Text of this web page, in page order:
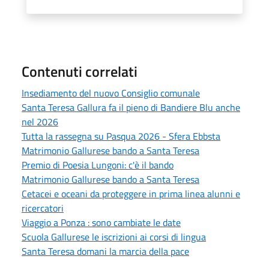
Contenuti correlati
Insediamento del nuovo Consiglio comunale
Santa Teresa Gallura fa il pieno di Bandiere Blu anche
nel 2026
Tutta la rassegna su Pasqua 2026 - Sfera Ebbsta
Matrimonio Gallurese bando a Santa Teresa
Premio di Poesia Lungoni: c'è il bando
Matrimonio Gallurese bando a Santa Teresa
Cetacei e oceani da proteggere in prima linea alunni e
ricercatori
Viaggio a Ponza : sono cambiate le date
Scuola Gallurese le iscrizioni ai corsi di lingua
Santa Teresa domani la marcia della pace